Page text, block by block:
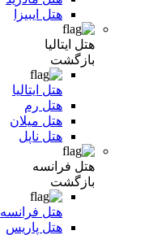
هتل ایبیزا
هتل ایتالیا
بازگشت
هتل ایتالیا
هتل رم
هتل میلان
هتل ناپل
هتل فرانسه
بازگشت
هتل فرانسه
هتل پاریس